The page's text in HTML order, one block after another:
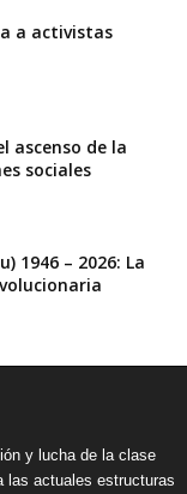
a activistas
ascenso de la
sociales
1946 – 2026: La
y lucha de la clase
las actuales estructuras